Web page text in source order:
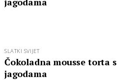
SLATKI SVIJET
Čokoladna mousse torta s
jagodama